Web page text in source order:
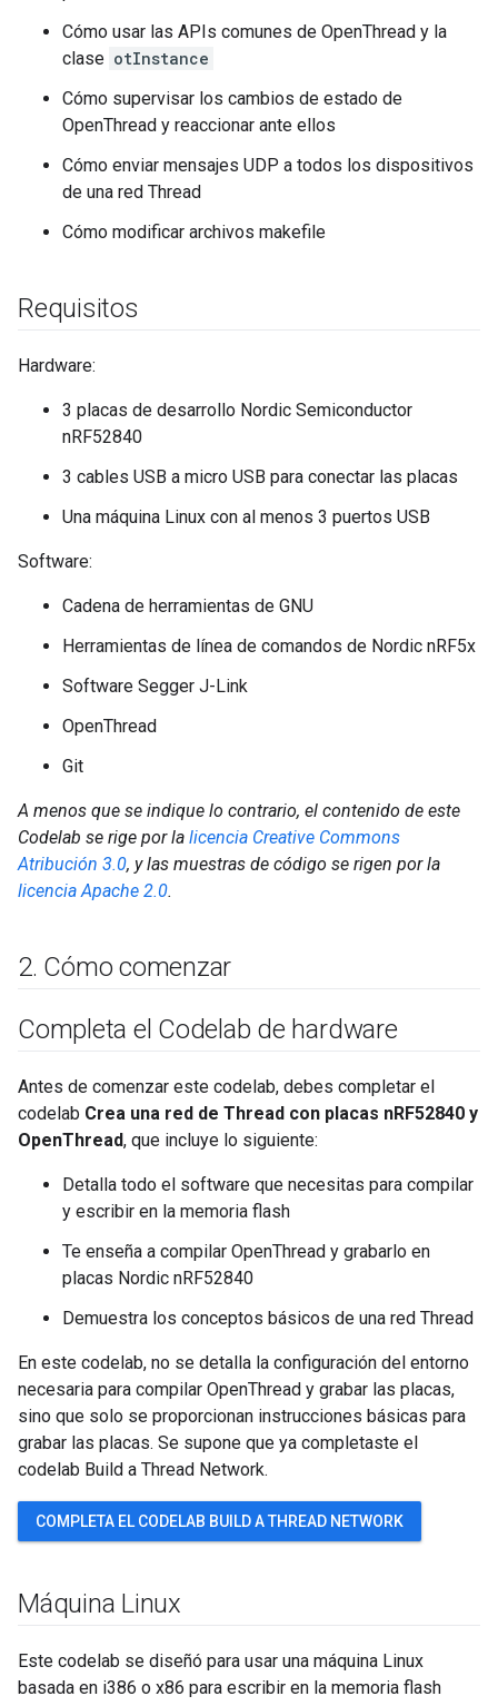
Cómo usar las APIs comunes de OpenThread y la
clase otInstance
Cómo supervisar los cambios de estado de
OpenThread y reaccionar ante ellos
Cómo enviar mensajes UDP a todos los dispositivos
de una red Thread
Cómo modificar archivos makefile
Requisitos
Hardware:
3 placas de desarrollo Nordic Semiconductor
nRF52840
3 cables USB a micro USB para conectar las placas
Una máquina Linux con al menos 3 puertos USB
Software:
Cadena de herramientas de GNU
Herramientas de línea de comandos de Nordic nRF5x
Software Segger J-Link
OpenThread
Git
A menos que se indique lo contrario, el contenido de este
Codelab se rige por la licencia Creative Commons
Atribución 3.0, y las muestras de código se rigen por la
licencia Apache 2.0.
2. Cómo comenzar
Completa el Codelab de hardware
Antes de comenzar este codelab, debes completar el
codelab Crea una red de Thread con placas nRF52840 y
OpenThread, que incluye lo siguiente:
Detalla todo el software que necesitas para compilar
y escribir en la memoria flash
Te enseña a compilar OpenThread y grabarlo en
placas Nordic nRF52840
Demuestra los conceptos básicos de una red Thread
En este codelab, no se detalla la configuración del entorno
necesaria para compilar OpenThread y grabar las placas,
sino que solo se proporcionan instrucciones básicas para
grabar las placas. Se supone que ya completaste el
codelab Build a Thread Network.
COMPLETA EL CODELAB BUILD A THREAD NETWORK
Máquina Linux
Este codelab se diseñó para usar una máquina Linux
basada en i386 o x86 para escribir en la memoria flash